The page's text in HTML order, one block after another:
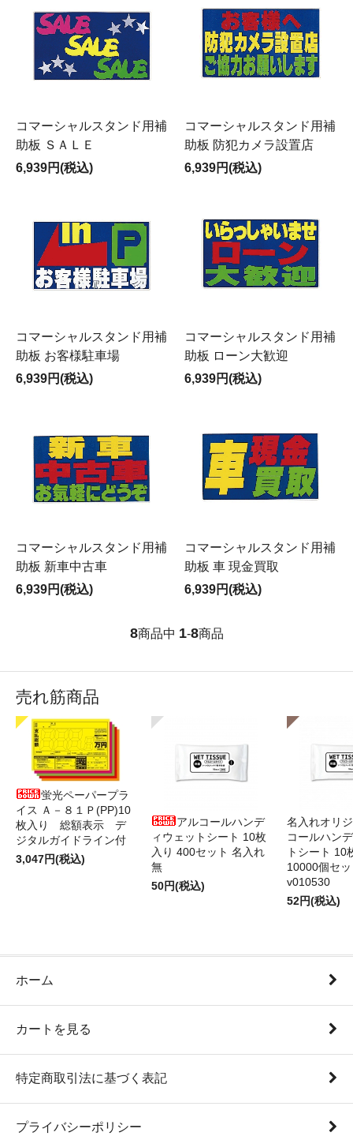
コマーシャルスタンド用補
助板 ＳＡＬＥ
6,939円(税込)
コマーシャルスタンド用補
助板 防犯カメラ設置店
6,939円(税込)
コマーシャルスタンド用補
助板 お客様駐車場
6,939円(税込)
コマーシャルスタンド用補
助板 ローン大歓迎
6,939円(税込)
コマーシャルスタンド用補
助板 新車中古車
6,939円(税込)
コマーシャルスタンド用補
助板 車 現金買取
6,939円(税込)
8商品中 1-8商品
売れ筋商品
蛍光ペーパープラ
イス Ａ－８１Ｐ(PP)10
枚入り 総額表示 デ
ジタルガイドライン付
3,047円(税込)
アルコールハンデ
ィウェットシート 10枚
入り 400セット 名入れ
無
50円(税込)
名入れオリ
コールハン
トシート 10
10000個セ
v010530
52円(税込)
ホーム
カートを見る
特定商取引法に基づく表記
プライバシーポリシー